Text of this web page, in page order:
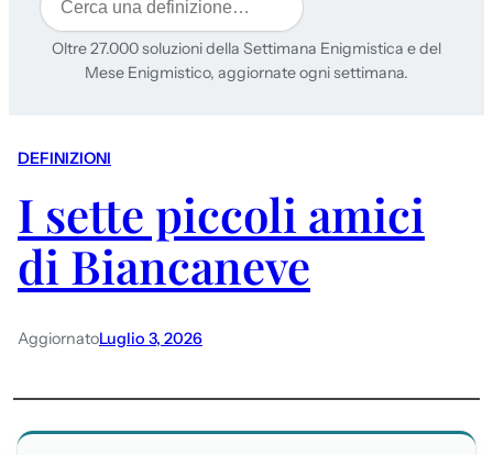
Oltre 27.000 soluzioni della Settimana Enigmistica e del
Mese Enigmistico, aggiornate ogni settimana.
DEFINIZIONI
I sette piccoli amici
di Biancaneve
AggiornatoLuglio 3, 2026